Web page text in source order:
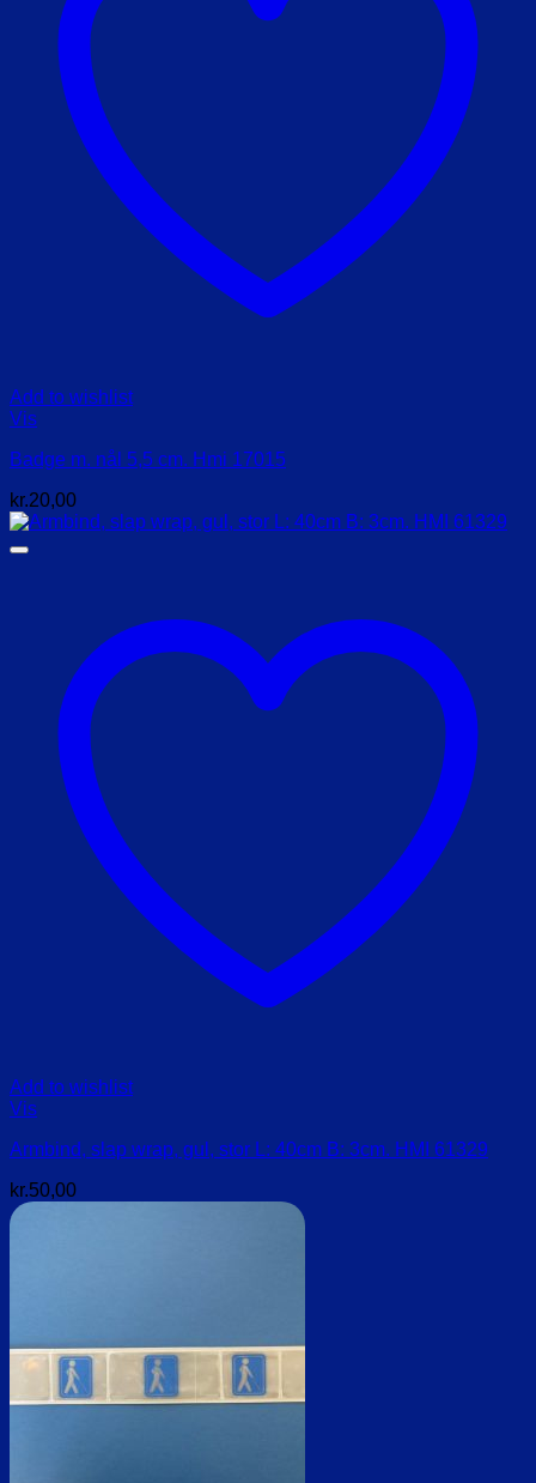
Add to wishlist
Vis
Badge m. nål 5,5 cm. Hmi 17015
kr.20,00
Add to wishlist
Vis
Armbind, slap wrap, gul, stor L: 40cm B: 3cm. HMI 61329
kr.50,00